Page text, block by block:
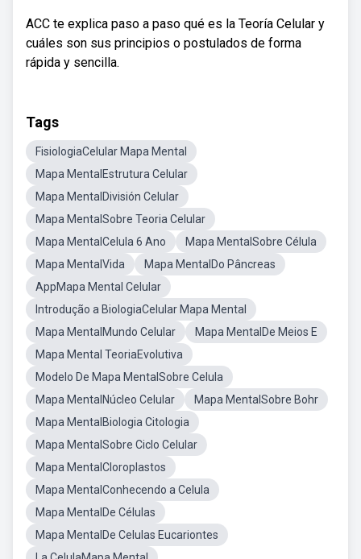
ACC te explica paso a paso qué es la Teoría Celular y
cuáles son sus principios o postulados de forma
rápida y sencilla.
Tags
FisiologiaCelular Mapa Mental
Mapa MentalEstrutura Celular
Mapa MentalDivisión Celular
Mapa MentalSobre Teoria Celular
Mapa MentalCelula 6 Ano
Mapa MentalSobre Célula
Mapa MentalVida
Mapa MentalDo Pâncreas
AppMapa Mental Celular
Introdução a BiologiaCelular Mapa Mental
Mapa MentalMundo Celular
Mapa MentalDe Meios E
Mapa Mental TeoriaEvolutiva
Modelo De Mapa MentalSobre Celula
Mapa MentalNúcleo Celular
Mapa MentalSobre Bohr
Mapa MentalBiologia Citologia
Mapa MentalSobre Ciclo Celular
Mapa MentalCloroplastos
Mapa MentalConhecendo a Celula
Mapa MentalDe Células
Mapa MentalDe Celulas Eucariontes